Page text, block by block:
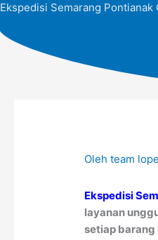
Ekspedisi Semarang
Olehteam
Ekspedisi
layanan
setiap barang